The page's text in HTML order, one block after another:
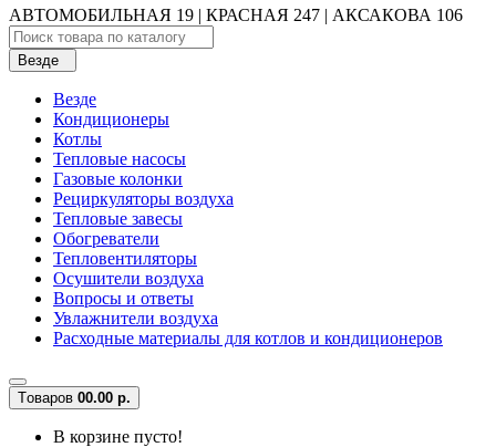
АВТОМОБИЛЬНАЯ 19 | КРАСНАЯ 247 | АКСАКОВА 106
Везде
Везде
Кондиционеры
Котлы
Тепловые насосы
Газовые колонки
Рециркуляторы воздуха
Тепловые завесы
Обогреватели
Тепловентиляторы
Осушители воздуха
Вопросы и ответы
Увлажнители воздуха
Расходные материалы для котлов и кондиционеров
Tоваров 00.00 р.
В корзине пусто!